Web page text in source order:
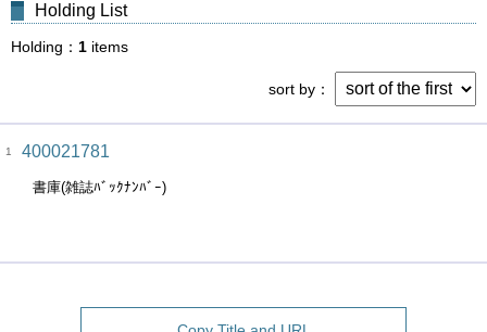
Holding List
Holding 1 items
sort by
1 400021781
書庫(雑誌ﾊﾞｯｸﾅﾝﾊﾞｰ)